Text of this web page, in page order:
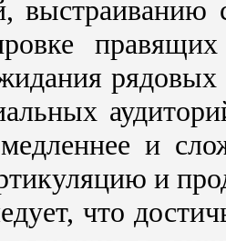
выстраиванию
и
и
что